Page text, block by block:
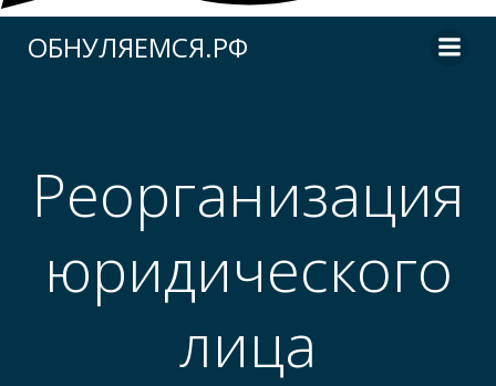
ОБНУЛЯЕМСЯ.РФ
Реорганизация
юридического
лица